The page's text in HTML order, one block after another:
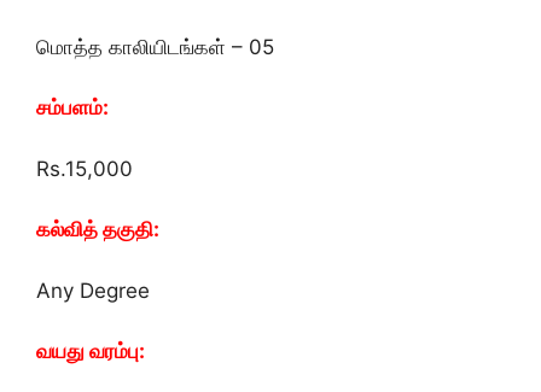
மொத்த காலியிடங்கள் – 05
சம்பளம்:
Rs.15,000
கல்வித் தகுதி:
Any Degree
வயது வரம்பு: